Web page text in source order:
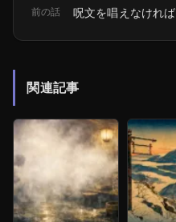
前の話 呪文を唱えなければ
関連記事